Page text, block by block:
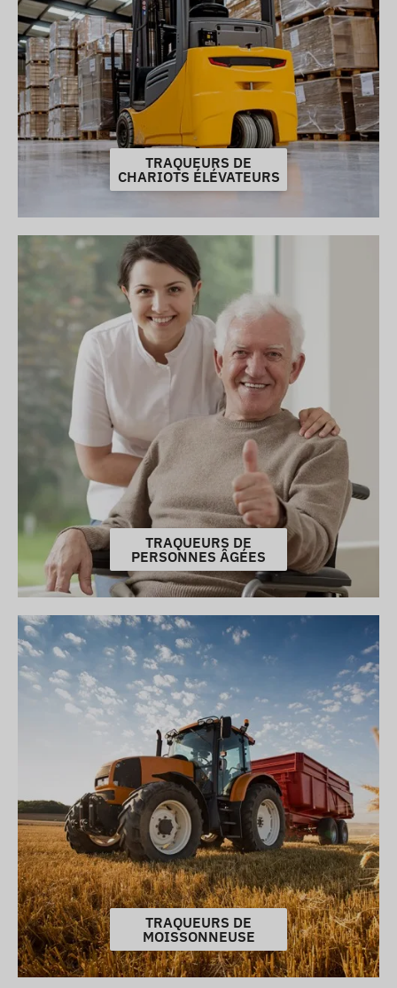
TRAQUEURS DE
CHARIOTS ÉLÉVATEURS
TRAQUEURS DE
PERSONNES ÂGÉES
TRAQUEURS DE
MOISSONNEUSE